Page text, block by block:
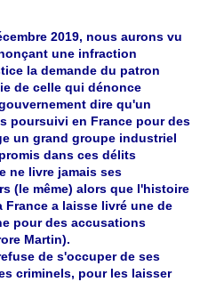
2019, nous aurons vu
une infraction
la demande du patron
de celle qui dénonce
dire qu'un
poursuivi en France pour des
un grand groupe industriel
dans ces délits
ne livre jamais ses
(le même) alors que l'histoire
a laisse livré une de
pour des accusations
Martin).
de s'occuper de ses
criminels, pour les laisser